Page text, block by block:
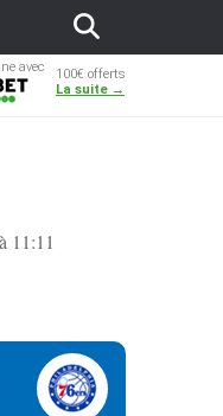
avec
100€ offerts
La suite →
11:11